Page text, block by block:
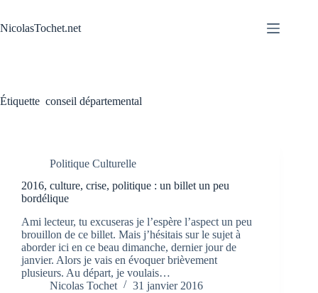
contenu
NicolasTochet.net
Étiquette conseil départemental
Politique Culturelle
2016, culture, crise, politique : un billet un peu
bordélique
Ami lecteur, tu excuseras je l’espère l’aspect un peu
brouillon de ce billet. Mais j’hésitais sur le sujet à
aborder ici en ce beau dimanche, dernier jour de
janvier. Alors je vais en évoquer brièvement
plusieurs. Au départ, je voulais…
Nicolas Tochet
31 janvier 2016